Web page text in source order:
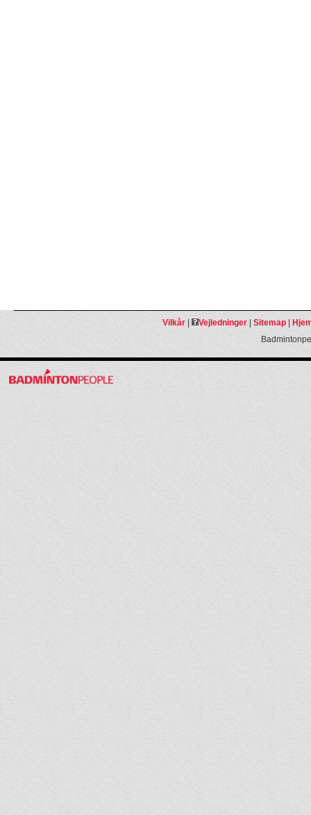
Vilkår| Vejledninger| Sitemap|